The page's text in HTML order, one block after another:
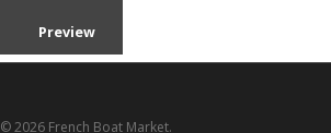
Preview
© 2026 French Boat Market.